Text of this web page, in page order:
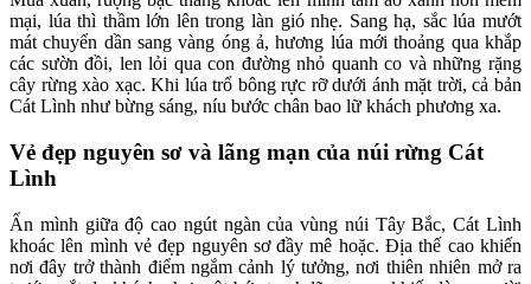
mại, lúa thì thầm lớn lên trong làn gió nhẹ. Sang hạ, sắc lúa mướt
mát chuyển dần sang vàng óng ả, hương lúa mới thoảng qua khắp
các sườn đồi, len lỏi qua con đường nhỏ quanh co và những rặng
cây rừng xào xạc. Khi lúa trổ bông rực rỡ dưới ánh mặt trời, cả bản
Cát Lình như bừng sáng, níu bước chân bao lữ khách phương xa.
Vẻ đẹp nguyên sơ và lãng mạn của núi rừng Cát
Lình
Ẩn mình giữa độ cao ngút ngàn của vùng núi Tây Bắc, Cát Lình
khoác lên mình vẻ đẹp nguyên sơ đầy mê hoặc. Địa thế cao khiến
nơi đây trở thành điểm ngắm cảnh lý tưởng, nơi thiên nhiên mở ra